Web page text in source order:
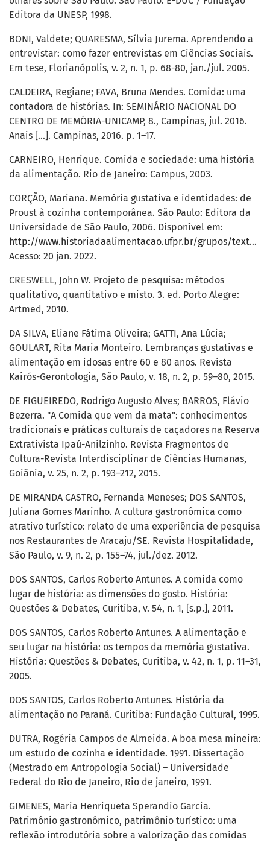
Editora da UNESP, 1998.
BONI, Valdete; QUARESMA, Sílvia Jurema. Aprendendo a
entrevistar: como fazer entrevistas em Ciências Sociais.
Em tese, Florianópolis, v. 2, n. 1, p. 68-80, jan./jul. 2005.
CALDEIRA, Regiane; FAVA, Bruna Mendes. Comida: uma
contadora de histórias. In: SEMINÁRIO NACIONAL DO
CENTRO DE MEMÓRIA-UNICAMP, 8., Campinas, jul. 2016.
Anais [...]. Campinas, 2016. p. 1–17.
CARNEIRO, Henrique. Comida e sociedade: uma história
da alimentação. Rio de Janeiro: Campus, 2003.
CORÇÃO, Mariana. Memória gustativa e identidades: de
Proust à cozinha contemporânea. São Paulo: Editora da
Universidade de São Paulo, 2006. Disponível em:
http://www.historiadaalimentacao.ufpr.br/grupos/textos/memoria_gustativa.PDF
Acesso: 20 jan. 2022.
CRESWELL, John W. Projeto de pesquisa: métodos
qualitativo, quantitativo e misto. 3. ed. Porto Alegre:
Artmed, 2010.
DA SILVA, Eliane Fátima Oliveira; GATTI, Ana Lúcia;
GOULART, Rita Maria Monteiro. Lembranças gustativas e
alimentação em idosas entre 60 e 80 anos. Revista
Kairós-Gerontologia, São Paulo, v. 18, n. 2, p. 59–80, 2015.
DE FIGUEIREDO, Rodrigo Augusto Alves; BARROS, Flávio
Bezerra. "A Comida que vem da mata": conhecimentos
tradicionais e práticas culturais de caçadores na Reserva
Extrativista Ipaú-Anilzinho. Revista Fragmentos de
Cultura-Revista Interdisciplinar de Ciências Humanas,
Goiânia, v. 25, n. 2, p. 193–212, 2015.
DE MIRANDA CASTRO, Fernanda Meneses; DOS SANTOS,
Juliana Gomes Marinho. A cultura gastronômica como
atrativo turístico: relato de uma experiência de pesquisa
nos Restaurantes de Aracaju/SE. Revista Hospitalidade,
São Paulo, v. 9, n. 2, p. 155–74, jul./dez. 2012.
DOS SANTOS, Carlos Roberto Antunes. A comida como
lugar de história: as dimensões do gosto. História:
Questões & Debates, Curitiba, v. 54, n. 1, [s.p.], 2011.
DOS SANTOS, Carlos Roberto Antunes. A alimentação e
seu lugar na história: os tempos da memória gustativa.
História: Questões & Debates, Curitiba, v. 42, n. 1, p. 11–31,
2005.
DOS SANTOS, Carlos Roberto Antunes. História da
alimentação no Paraná. Curitiba: Fundação Cultural, 1995.
DUTRA, Rogéria Campos de Almeida. A boa mesa mineira:
um estudo de cozinha e identidade. 1991. Dissertação
(Mestrado em Antropologia Social) – Universidade
Federal do Rio de Janeiro, Rio de janeiro, 1991.
GIMENES, Maria Henriqueta Sperandio Garcia.
Patrimônio gastronômico, patrimônio turístico: uma
reflexão introdutória sobre a valorização das comidas